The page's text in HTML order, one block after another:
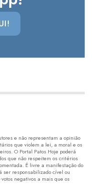
e não representam a opinião
que violem a lei, a moral e os
O Portal Patos Hoje poderá
que não respeitem os critérios
É livre a manifestação do
ser responsabilizado cível ou
negativos a mais que os